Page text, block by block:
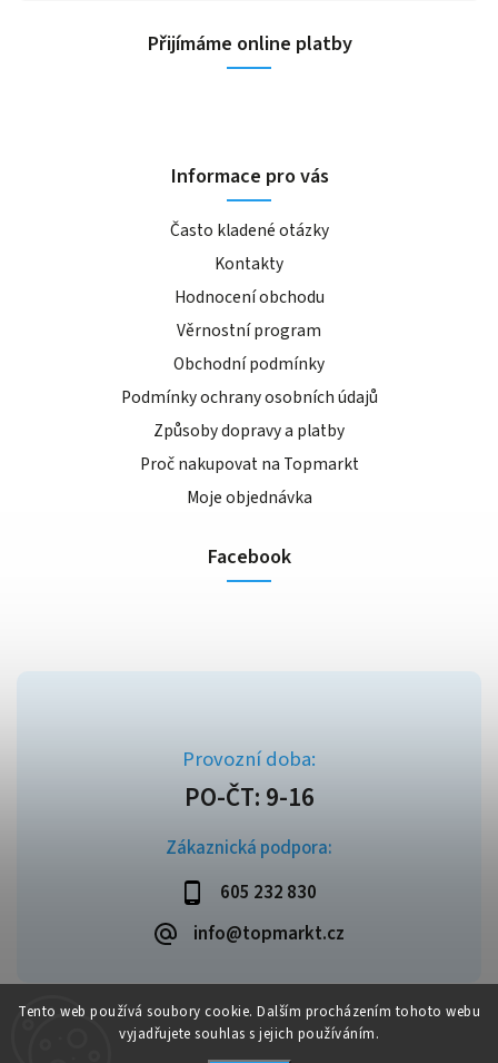
Tento web používá soubory cookie. Dalším procházením tohoto webu
vyjadřujete souhlas s jejich používáním.
Zákaznická podpora:
605 232 830
info@topmarkt.cz
Přijímáme online platby
Informace pro vás
Často kladené otázky
Kontakty
Hodnocení obchodu
Věrnostní program
Obchodní podmínky
Podmínky ochrany osobních údajů
Způsoby dopravy a platby
Proč nakupovat na Topmarkt
Moje objednávka
Facebook
Copyright 2026 Topmarkt.cz. Všechna práva vyhrazena.